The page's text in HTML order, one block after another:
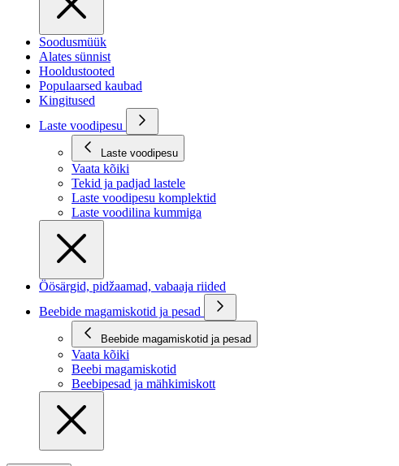
Soodusmüük
Alates sünnist
Hooldustooted
Populaarsed kaubad
Kingitused
Laste voodipesu
Laste voodipesu
Vaata kõiki
Tekid ja padjad lastele
Laste voodipesu komplektid
Laste voodilina kummiga
Öösärgid, pidžaamad, vabaaja riided
Beebide magamiskotid ja pesad
Beebide magamiskotid ja pesad
Vaata kõiki
Beebi magamiskotid
Beebipesad ja mähkimiskott